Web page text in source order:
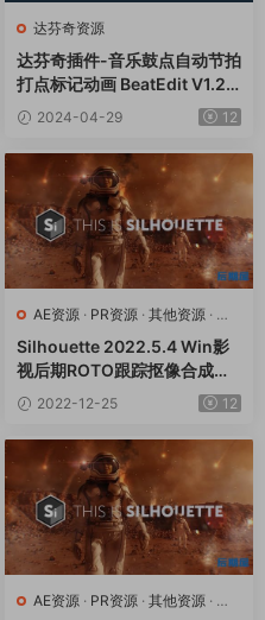
达芬奇资源
达芬奇插件-音乐鼓点自动节拍
打点标记动画 BeatEdit V1.2.0
01 Win/Mac+使用教程
2024-04-29 12
AE资源 · PR资源 · 其他资源 · 达
Silhouette 2022.5.4 Win影
视后期ROTO跟踪抠像合成软
件AE/PR/达芬奇/VEGAS/OF
X插件
2022-12-25 12
AE资源 · PR资源 · 其他资源 · 达